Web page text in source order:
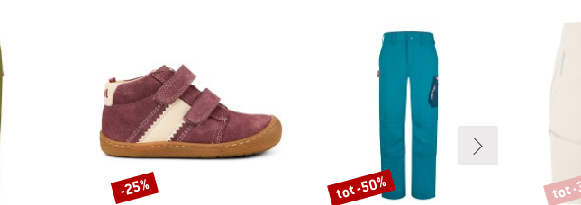
Korting
-25% Korting
tot -50% tot